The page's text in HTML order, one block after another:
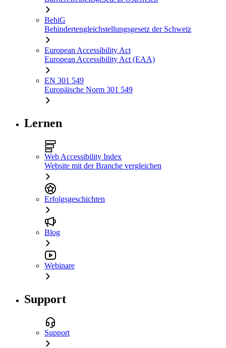
BehiG
Behindertengleichstellungsgesetz der Schweiz
European Accessibility Act
European Accessibility Act (EAA)
EN 301 549
Europäische Norm 301 549
Lernen
Web Accessibility Index
Website mit der Branche vergleichen
Erfolgsgeschichten
Blog
Webinare
Support
Support